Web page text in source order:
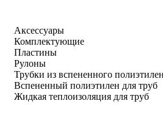
Аксессуары
Комплектующие
Пластины
Рулоны
Трубки из вспененного
Вспененный полиэтилен для труб
Жидкая теплоизоляция для труб